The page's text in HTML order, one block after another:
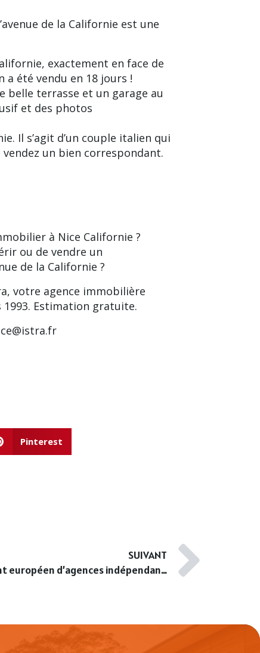
de la Californie est une
, exactement en face de
a été vendu en 18 jours !
belle terrasse et un garage au
et des photos
Il s’agit d’un couple italien qui
vendez un bien correspondant.
à Nice Californie ?
ou de vendre un
de la Californie ?
votre agence immobilière
Estimation gratuite.
Pinterest
SUIVANT
Les avantages d’un groupement européen d’agences indépendantes